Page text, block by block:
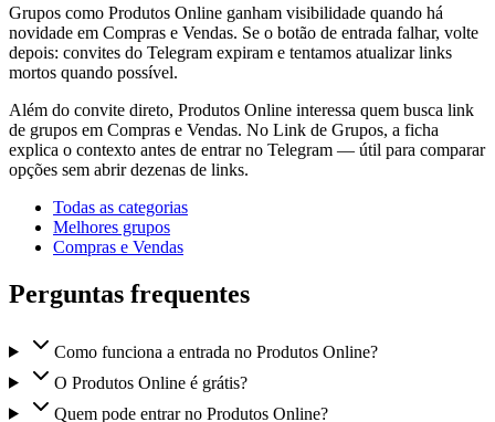
Grupos como Produtos Online ganham visibilidade quando há
novidade em Compras e Vendas. Se o botão de entrada falhar, volte
depois: convites do Telegram expiram e tentamos atualizar links
mortos quando possível.
Além do convite direto, Produtos Online interessa quem busca link
de grupos em Compras e Vendas. No Link de Grupos, a ficha
explica o contexto antes de entrar no Telegram — útil para comparar
opções sem abrir dezenas de links.
Todas as categorias
Melhores grupos
Compras e Vendas
Perguntas frequentes
Como funciona a entrada no Produtos Online?
O Produtos Online é grátis?
Quem pode entrar no Produtos Online?